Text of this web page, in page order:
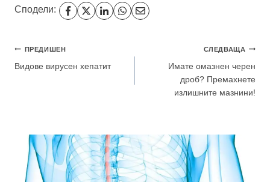
Сподели:
Навигация
ПРЕДИШЕН
Видове вирусен хепатит
СЛЕДВАЩА
Имате омазнен черен
дроб? Премахнете
излишните мазнини!